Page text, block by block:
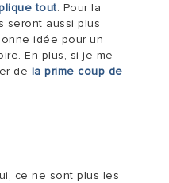
tout. Pour la
seront aussi plus
idée pour un
En plus, si je me
de la prime coup de
ce ne sont plus les